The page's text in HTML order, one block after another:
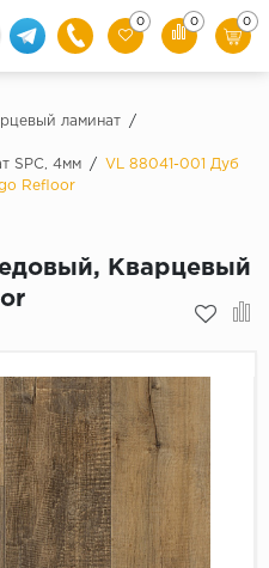
Pergo
31 класс
32 класс
33 класс
Палитра
Серый
0 0 0
ламинат
/
SPC, 4мм
/
VL 88041-001 Дуб
Refloor
Кварцевый